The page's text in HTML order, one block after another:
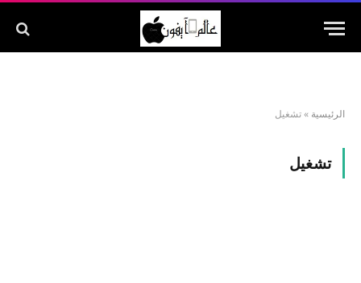
الرئيسية »تشغيل
تشغيل